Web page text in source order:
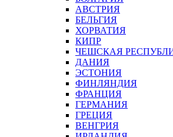
АВСТРИЯ
БЕЛЬГИЯ
ХОРВАТИЯ
КИПР
ЧЕШСКАЯ
ДАНИЯ
ЭСТОНИЯ
ФИНЛЯНДИЯ
ФРАНЦИЯ
ГЕРМАНИЯ
ГРЕЦИЯ
ВЕНГРИЯ